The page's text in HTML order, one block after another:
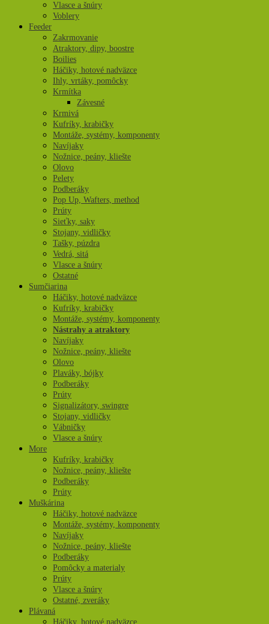
Vlasce a šnúry
Voblery
Feeder
Zakrmovanie
Atraktory, dipy, boostre
Boilies
Háčiky, hotové nadväzce
Ihly, vrtáky, pomôcky
Krmítka
Závesné
Krmivá
Kufríky, krabičky
Montáže, systémy, komponenty
Navíjaky
Nožnice, peány, kliešte
Olovo
Pelety
Podberáky
Pop Up, Wafters, method
Prúty
Sieťky, saky
Stojany, vidličky
Tašky, púzdra
Vedrá, sitá
Vlasce a šnúry
Ostatné
Sumčiarina
Háčiky, hotové nadväzce
Kufríky, krabičky
Montáže, systémy, komponenty
Nástrahy a atraktory
Navíjaky
Nožnice, peány, kliešte
Olovo
Plaváky, bójky
Podberáky
Prúty
Signalizátory, swingre
Stojany, vidličky
Vábničky
Vlasce a šnúry
More
Kufríky, krabičky
Nožnice, peány, kliešte
Podberáky
Prúty
Muškárina
Háčiky, hotové nadväzce
Montáže, systémy, komponenty
Navíjaky
Nožnice, peány, kliešte
Podberáky
Pomôcky a materialy
Prúty
Vlasce a šnúry
Ostatné, zveráky
Plávaná
Háčiky, hotové nadväzce